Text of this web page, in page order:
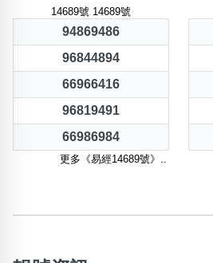
14689號 14689號
94869486
96844894
66966416
96819491
66986984
更多《易經14689號》..